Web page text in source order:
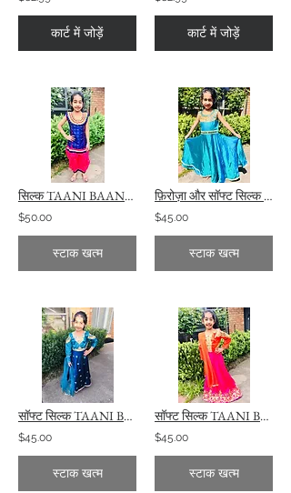
कार्ट में जोड़ें कार्ट में जोड़ें
सिल्क TAANI BAANI फैशन में नीला और गुलाबी रंग पटियाला सलवार सूट
$50.00
स्टाक खत्म
फ़िरोज़ा और सॉफ्ट सिल्क TAANI BAANI फैशन में गोल्ड कलर की ड्रेस
$45.00
स्टाक खत्म
सॉफ्ट सिल्क TAANI BAANI फैशन में डार्क ब्लू कलर अनारकली ड्रेस
$45.00
स्टाक खत्म
सॉफ्ट सिल्क TAANI BAANI फैशन में ऑरेंज और पिंक कलर की अनारकली ड्रेस
$45.00
स्टाक खत्म